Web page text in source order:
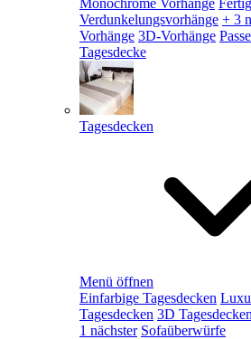
Monochrome Vorhänge
Verdunkelungsvorhänge + 3
Vorhänge 3D-Vorhänge
Tagesdecke
Tagesdecken
Menü öffnen
Einfarbige Tagesdecken
Tagesdecken 3D Tagesdecken
1 nächster Sofaüberwürfe